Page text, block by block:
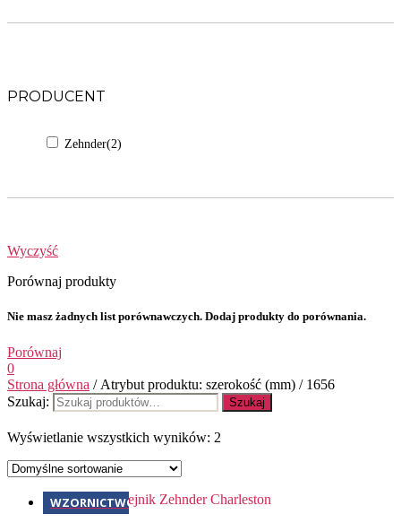
PRODUCENT
Zehnder(2)
Wyczyść
Porównaj produkty
Nie masz żadnych list porównawczych. Dodaj produkty do porównania.
Porównaj
0
Strona główna / Atrybut produktu: szerokość (mm) / 1656
Szukaj:
Szukaj
Wyświetlanie wszystkich wyników: 2
WZORNICTWO